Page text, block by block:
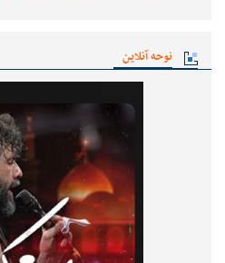
نوحه آنلاین